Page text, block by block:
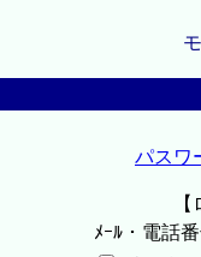
パスワ
ﾒｰﾙ・電話